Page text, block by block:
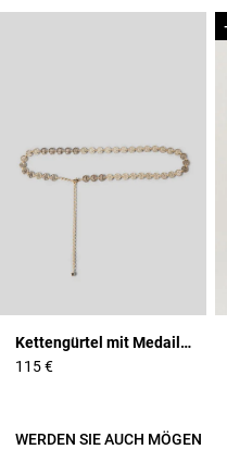
Kettengürtel mit Medaillons CP
115 €
WERDEN SIE AUCH MÖGEN